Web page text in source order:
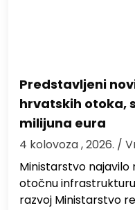
Predstavljeni
hrvatskih otoka,
milijuna eura
4 kolovoza , 2026. /
Ministarstvo najavilo
otočnu
razvoj Ministarstvo